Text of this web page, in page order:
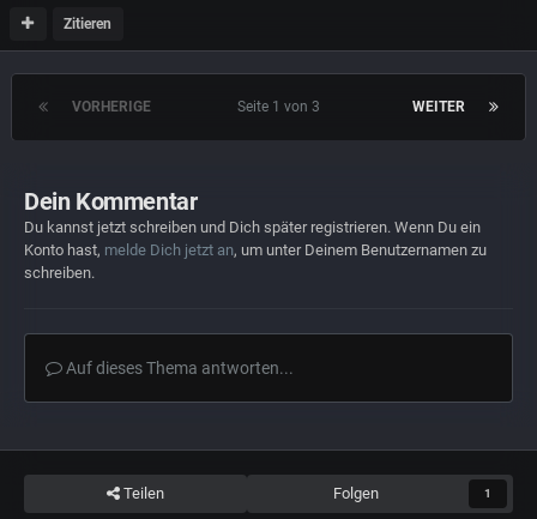
Zitieren
VORHERIGE WEITER
Seite 1 von 3
Dein Kommentar
Du kannst jetzt schreiben und Dich später registrieren. Wenn Du ein
Konto hast, melde Dich jetzt an, um unter Deinem Benutzernamen zu
schreiben.
Auf dieses Thema antworten...
Teilen Folgen 1